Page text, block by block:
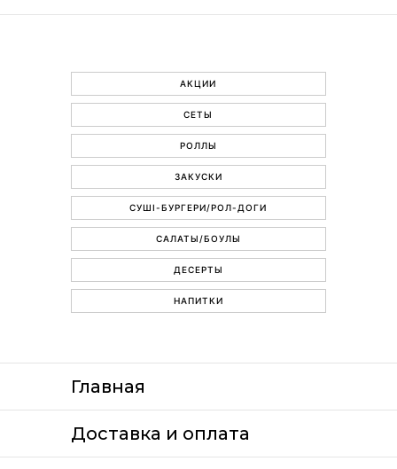
АКЦИИ
СЕТЫ
РОЛЛЫ
ЗАКУСКИ
СУШІ-БУРГЕРИ/РОЛ-ДОГИ
САЛАТЫ/БОУЛЫ
ДЕСЕРТЫ
НАПИТКИ
Главная
Доставка и оплата